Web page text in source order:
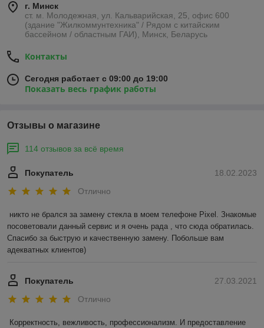
г. Минск
ст. м. Молодежная, ул. Кальварийская, 25, офис 600
(здание "Жилкоммунтехника" / Рядом с китайским
бассейном / областным ГАИ), Минск, Беларусь
Контакты
Сегодня работает с 09:00 до 19:00
Показать весь график работы
Отзывы о магазине
114 отзывов за всё время
18.02.2023
Покупатель
Отлично
никто не брался за замену стекла в моем телефоне Pixel. Знакомые
посоветовали данный сервис и я очень рада , что сюда обратилась.
Спасибо за быструю и качественную замену. Побольше вам
адекватных клиентов)
27.03.2021
Покупатель
Отлично
Корректность, вежливость, профессионализм. И предоставление